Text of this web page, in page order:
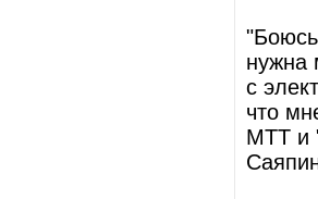
нужна
с
что
МТТ и